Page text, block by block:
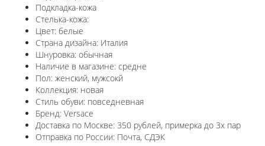
Подкладка-кожа
Стелька-кожа:
Цвет: белые
Страна дизайна: Италия
Шнуровка: обычная
Наличие в магазине: средне
Пол: женский, мужсокй
Коллекция: новая
Стиль обуви: повседневная
Бренд: Versace
Доставка по Москве: 350 рублей, примерка до 3х пар
Отправка по России: Почта, СДЭК